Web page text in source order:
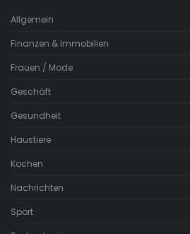
Allgemein
Finanzen & Immobilien
Frauen / Mode
Geschäft
Gesundheit
Haustiere
Kochen
Nachrichten
Sport